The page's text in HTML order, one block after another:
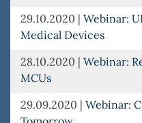
29.10.2020 | Webinar:
Medical Devices
28.10.2020 | Webinar:
MCUs
29.09.2020 | Webinar: